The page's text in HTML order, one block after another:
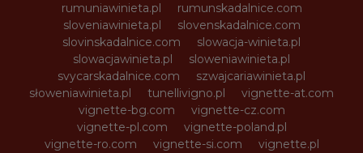
rumuniawinieta.pl
rumunskadalnice.com
sloveniawinieta.pl
slovenskadalnice.com
slovinskadalnice.com
slowacja-winieta.pl
slowacjawinieta.pl
sloweniawinieta.pl
svycarskadalnice.com
szwajcariawinieta.pl
słoweniawinieta.pl
tunellivigno.pl
vignette-at.com
vignette-bg.com
vignette-cz.com
vignette-pl.com
vignette-poland.pl
vignette-ro.com
vignette-si.com
vignette.pl